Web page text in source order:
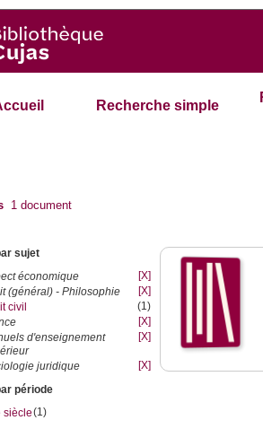
Recherche simple
1 document
sujet
économique
[X]
(général) - Philosophie
[X]
civil
(1)
[X]
d'enseignement
[X]
juridique
[X]
période
siècle(1)